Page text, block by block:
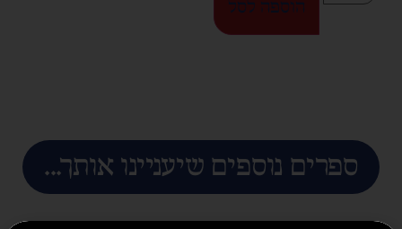
הוספה לסל
ספרים נוספים שיעניינו אותך...